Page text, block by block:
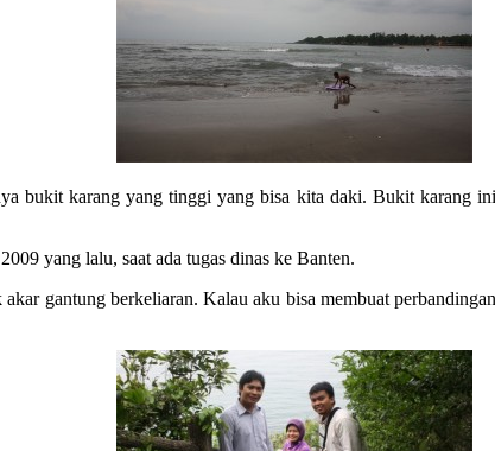
bukit karang yang tinggi yang bisa kita daki. Bukit karang
yang lalu, saat ada tugas dinas ke Banten.
gantung berkeliaran. Kalau aku bisa membuat